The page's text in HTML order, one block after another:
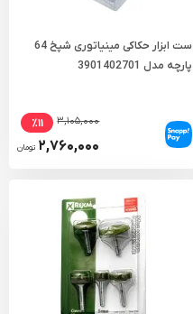
ست ابزار حکاکی مینیاتوری شپخ 64
پارچه مدل 3901402701
۳,۱۰۵,۰۰۰ ٪۱۱
۲,۷۶۰,۰۰۰ تومان